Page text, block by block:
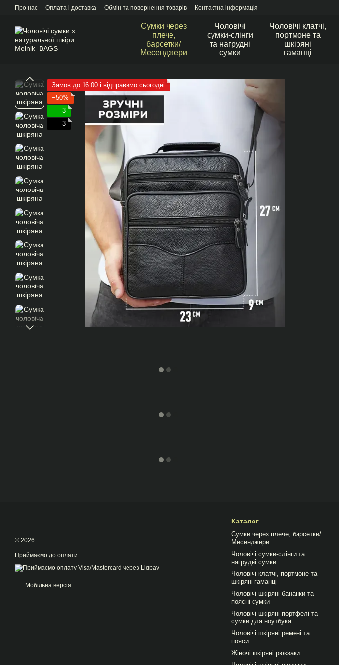
Перейти до основного контенту
Про нас Оплата і доставка Обмін та повернення товарів Контактна інформація
Сумки через
плече,
барсетки/
Месенджери
Чоловічі
сумки-слінги
та нагрудні
сумки
Чоловічі клатчі,
портмоне та
шкіряні
гаманці
Замов до 16.00 і відправимо сьогодні
−50%
3
3
© 2026
Приймаємо до оплати
Мобільна версія
Каталог
Сумки через плече, барсетки/
Месенджери
Чоловічі сумки-слінги та
нагрудні сумки
Чоловічі клатчі, портмоне та
шкіряні гаманці
Чоловічі шкіряні бананки та
поясні сумки
Чоловічі шкіряні портфелі та
сумки для ноутбука
Чоловічі шкіряні ремені та
пояси
Жіночі шкіряні рюкзаки